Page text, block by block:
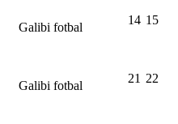
Galibi fotbal
14 15
Galibi fotbal
21 22